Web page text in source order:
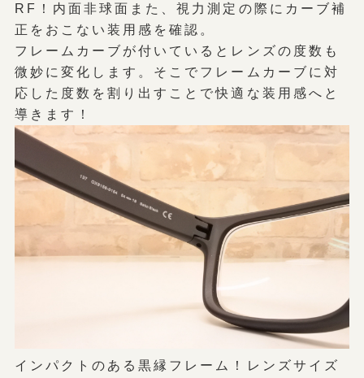
RF！内面非球面また、視力測定の際にカーブ補
正をおこない装用感を確認。
フレームカーブが付いているとレンズの度数も
微妙に変化します。そこでフレームカーブに対
応した度数を割り出すことで快適な装用感へと
導きます！
インパクトのある黒縁フレーム！レンズサイズ